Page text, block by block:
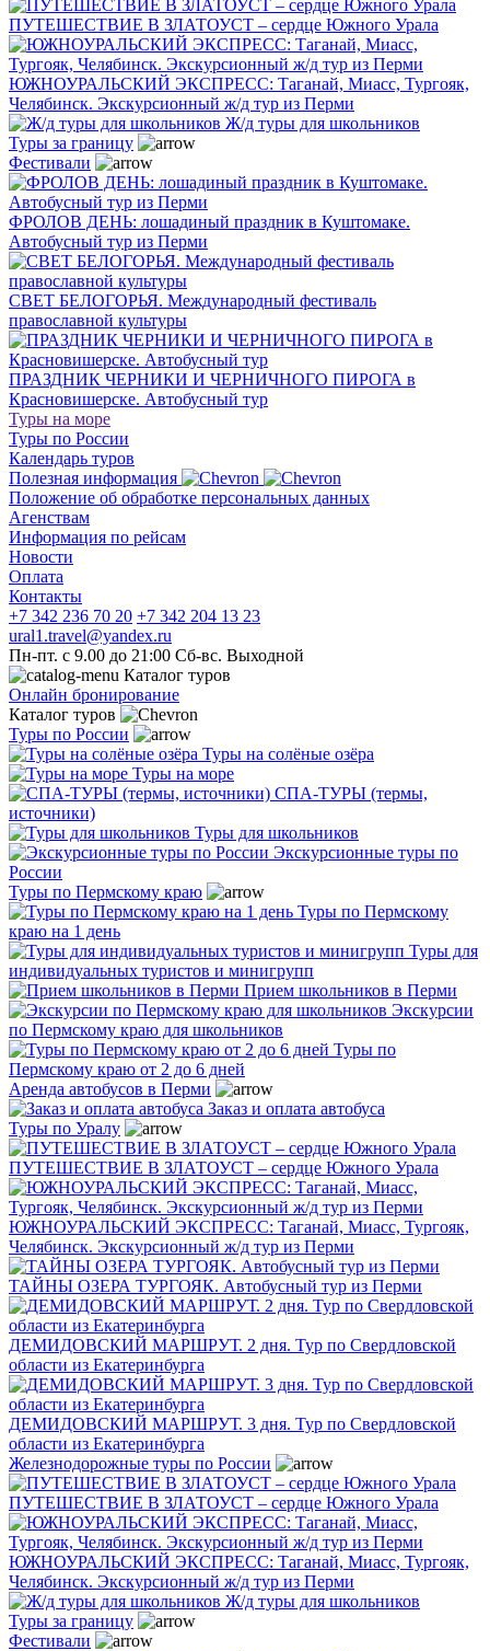
ПУТЕШЕСТВИЕ В ЗЛАТОУСТ – сердце Южного Урала
ЮЖНОУРАЛЬСКИЙ ЭКСПРЕСС: Таганай, Миасс, Тургояк,
Челябинск. Экскурсионный ж/д тур из Перми
Ж/д туры для школьников
Туры за границу
Фестивали
ФРОЛОВ ДЕНЬ: лошадиный праздник в Куштомаке.
Автобусный тур из Перми
СВЕТ БЕЛОГОРЬЯ. Международный фестиваль
православной культуры
ПРАЗДНИК ЧЕРНИКИ И ЧЕРНИЧНОГО ПИРОГА в
Красновишерске. Автобусный тур
Туры на море
Туры по России
Календарь туров
Полезная информация
Положение об обработке персональных данных
Агенствам
Информация по рейсам
Новости
Оплата
Контакты
+7 342 236 70 20 +7 342 204 13 23
ural1.travel@yandex.ru
Пн-пт. с 9.00 до 21:00 Сб-вс. Выходной
Каталог туров
Онлайн бронирование
Каталог туров
Туры по России
Туры на солёные озёра
Туры на море
СПА-ТУРЫ (термы,
источники)
Туры для школьников
Экскурсионные туры по
России
Туры по Пермскому краю
Туры по Пермскому
краю на 1 день
Туры для
индивидуальных туристов и минигрупп
Прием школьников в Перми
Экскурсии
по Пермскому краю для школьников
Туры по
Пермскому краю от 2 до 6 дней
Аренда автобусов в Перми
Заказ и оплата автобуса
Туры по Уралу
ПУТЕШЕСТВИЕ В ЗЛАТОУСТ – сердце Южного Урала
ЮЖНОУРАЛЬСКИЙ ЭКСПРЕСС: Таганай, Миасс, Тургояк,
Челябинск. Экскурсионный ж/д тур из Перми
ТАЙНЫ ОЗЕРА ТУРГОЯК. Автобусный тур из Перми
ДЕМИДОВСКИЙ МАРШРУТ. 2 дня. Тур по Свердловской
области из Екатеринбурга
ДЕМИДОВСКИЙ МАРШРУТ. 3 дня. Тур по Свердловской
области из Екатеринбурга
Железнодорожные туры по России
ПУТЕШЕСТВИЕ В ЗЛАТОУСТ – сердце Южного Урала
ЮЖНОУРАЛЬСКИЙ ЭКСПРЕСС: Таганай, Миасс, Тургояк,
Челябинск. Экскурсионный ж/д тур из Перми
Ж/д туры для школьников
Туры за границу
Фестивали